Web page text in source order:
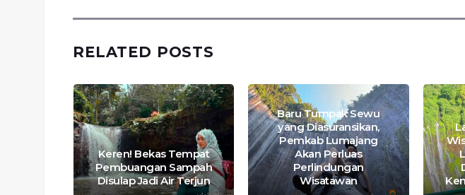
RELATED POSTS
Keren! Bekas Tempat
Pembuangan Sampah
Disulap Jadi Air Terjun
Baru Tumpak Sewu
yang Diasuransikan,
Pemkab Lumajang
Akan Perluas
Perlindungan
Wisatawan